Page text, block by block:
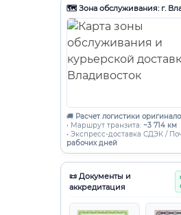
🗺️ Зона обслуживания: г.
🚚 Расчет логистики
• Маршрут транзита: ~3 714 км
• Экспресс-доставка СДЭК /
рабочих дней
📜 Документы и
аккредитация